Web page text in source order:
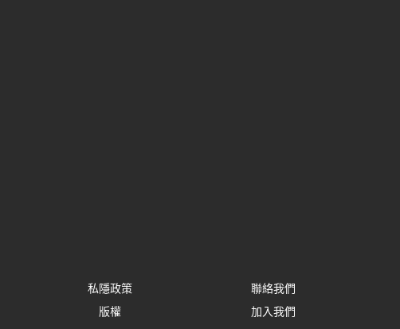
私隱政策
聯絡我們
版權 加入我們